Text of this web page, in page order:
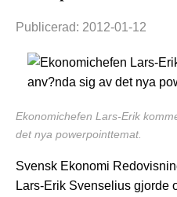
Publicerad: 2012-01-12
Ekonomichefen Lars-Erik
det nya powerpointtemat.
Svensk Ekonomi
Lars-Erik Svenselius gjorde